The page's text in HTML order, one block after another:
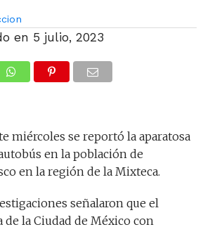
en 5 julio, 2023
miércoles se reportó la aparatosa
en la población de
en la región de la Mixteca.
señalaron que el
la Ciudad de México con